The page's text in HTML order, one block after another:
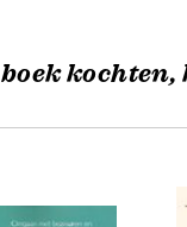
kochten,